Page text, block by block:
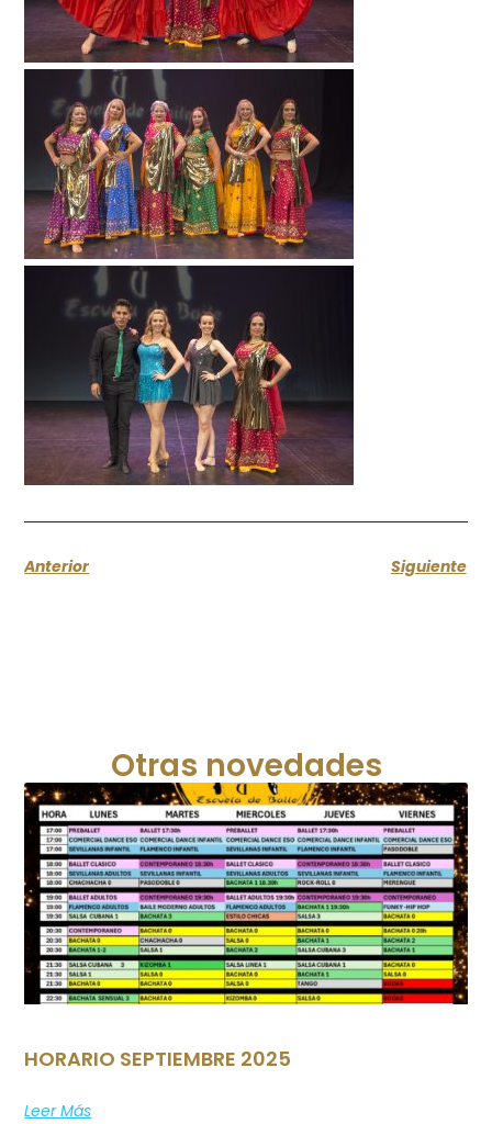
Anterior Siguiente
Otras novedades
HORARIO SEPTIEMBRE 2025
Leer Más